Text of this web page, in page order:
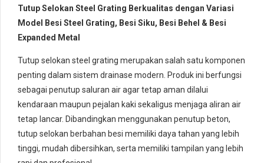
Tutup Selokan Steel Grating Berkualitas dengan Variasi
Model Besi Steel Grating, Besi Siku, Besi Behel & Besi
Expanded Metal
Tutup selokan steel grating merupakan salah satu komponen
penting dalam sistem drainase modern. Produk ini berfungsi
sebagai penutup saluran air agar tetap aman dilalui
kendaraan maupun pejalan kaki sekaligus menjaga aliran air
tetap lancar. Dibandingkan menggunakan penutup beton,
tutup selokan berbahan besi memiliki daya tahan yang lebih
tinggi, mudah dibersihkan, serta memiliki tampilan yang lebih